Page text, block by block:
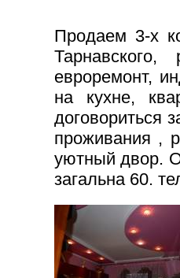
Продаем 3-х
евроремонт,
на кухне,
договориться
проживания ,
уютный двор.
загальна 60.